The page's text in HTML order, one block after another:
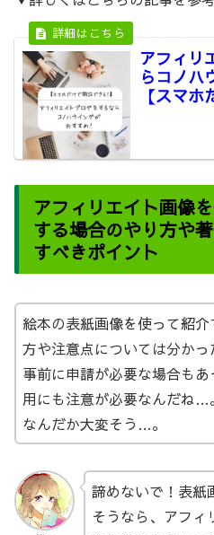
アフィリ
らコノハ
【スマホ
アフィリエイト画像
する場合のやり方や
すべきポイント
絵本の表紙画像を使って紹介
方や注意点については分かっ
事前に申請が必要な場合も
用にも注意が必要なんだね…。
なんだか大変そう…。
諦めないで！表紙
そうなら、アフィ